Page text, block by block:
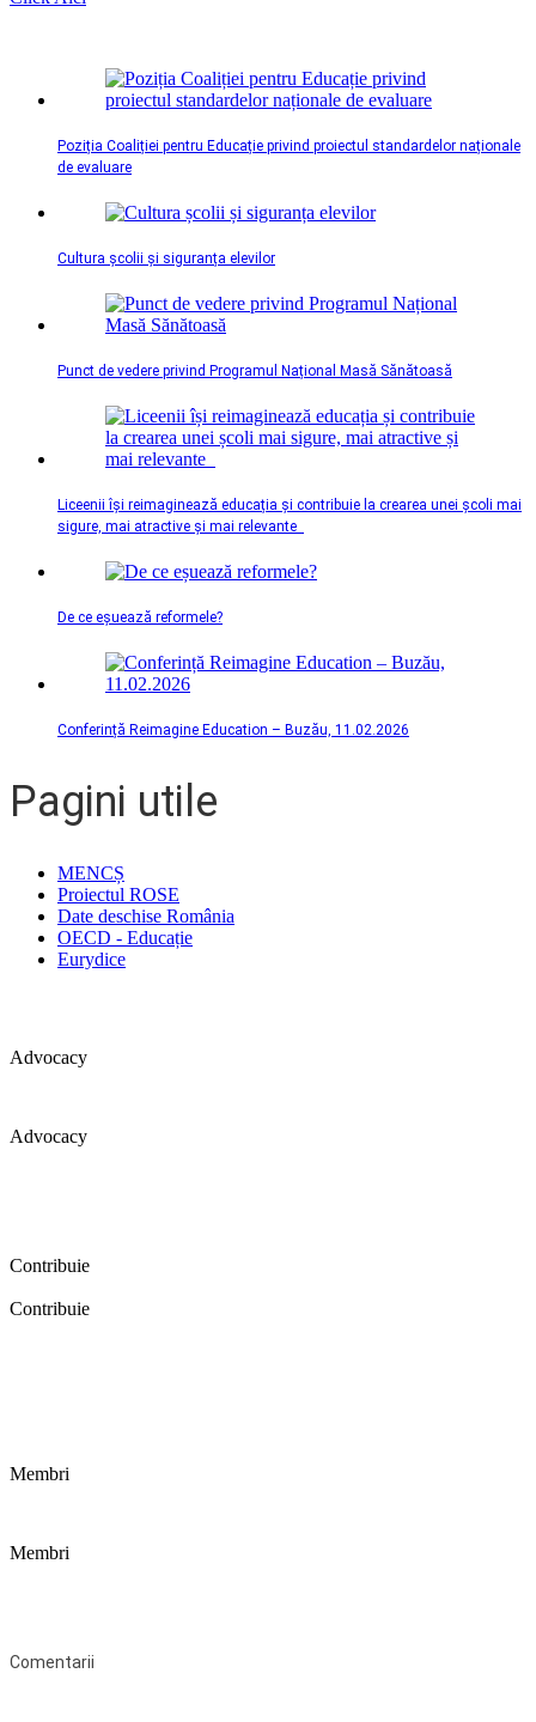
Poziția Coaliției pentru Educație privind proiectul standardelor naționale
de evaluare
Cultura școlii și siguranța elevilor
Punct de vedere privind Programul Național Masă Sănătoasă
Liceenii își reimaginează educația și contribuie la crearea unei școli mai
sigure, mai atractive și mai relevante
De ce eșuează reformele?
Conferință Reimagine Education – Buzău, 11.02.2026
Pagini utile
MENCȘ
Proiectul ROSE
Date deschise România
OECD - Educație
Eurydice
Advocacy
Advocacy
Contribuie
Contribuie
Membri
Membri
Comentarii